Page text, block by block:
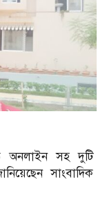
অনলাইন সহ দুটি
সাংবাদিক